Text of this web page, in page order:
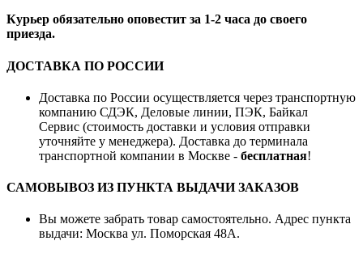
Курьер обязательно оповестит за 1-2 часа до своего
приезда.
ДОСТАВКА ПО РОССИИ
Доставка по России осуществляется через транспортную
компанию СДЭК, Деловые линии, ПЭК, Байкал
Сервис (стоимость доставки и условия отправки
уточняйте у менеджера). Доставка до терминала
транспортной компании в Москве - бесплатная!
САМОВЫВОЗ ИЗ ПУНКТА ВЫДАЧИ ЗАКАЗОВ
Вы можете забрать товар самостоятельно. Адрес пункта
выдачи: Москва ул. Поморская 48А.